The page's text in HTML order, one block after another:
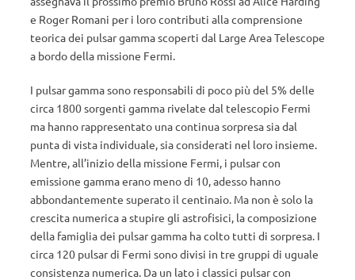
e Roger Romani per i loro contributi alla comprensione
teorica dei pulsar gamma scoperti dal Large Area Telescope
a bordo della missione Fermi.
I pulsar gamma sono responsabili di poco più del 5% delle
circa 1800 sorgenti gamma rivelate dal telescopio Fermi
ma hanno rappresentato una continua sorpresa sia dal
punta di vista individuale, sia considerati nel loro insieme.
Mentre, all’inizio della missione Fermi, i pulsar con
emissione gamma erano meno di 10, adesso hanno
abbondantemente superato il centinaio. Ma non è solo la
crescita numerica a stupire gli astrofisici, la composizione
della famiglia dei pulsar gamma ha colto tutti di sorpresa. I
circa 120 pulsar di Fermi sono divisi in tre gruppi di uguale
consistenza numerica. Da un lato i classici pulsar con